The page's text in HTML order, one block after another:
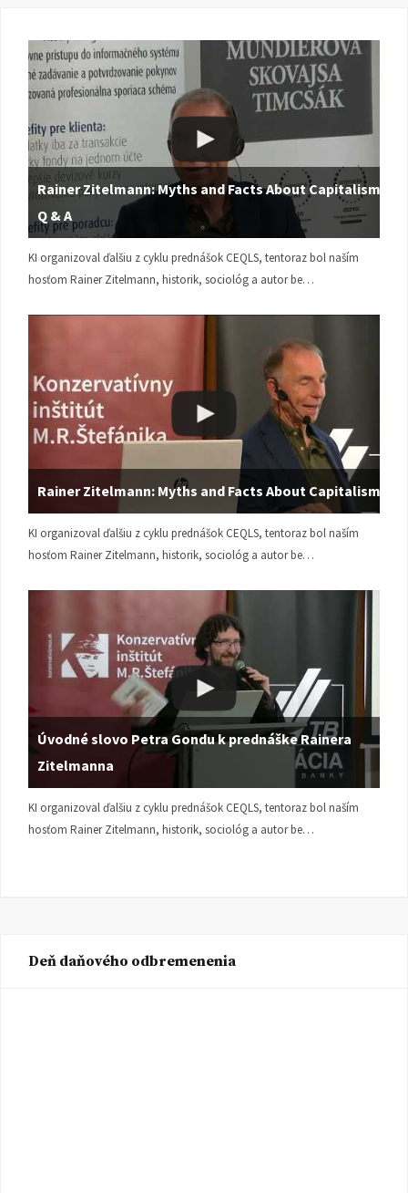
Rainer Zitelmann: Myths and Facts About Capitalism |
Q & A
KI organizoval ďalšiu z cyklu prednášok CEQLS, tentoraz bol naším
hosťom Rainer Zitelmann, historik, sociológ a autor be…
Rainer Zitelmann: Myths and Facts About Capitalism
KI organizoval ďalšiu z cyklu prednášok CEQLS, tentoraz bol naším
hosťom Rainer Zitelmann, historik, sociológ a autor be…
Úvodné slovo Petra Gondu k prednáške Rainera
Zitelmanna
KI organizoval ďalšiu z cyklu prednášok CEQLS, tentoraz bol naším
hosťom Rainer Zitelmann, historik, sociológ a autor be…
Deň daňového odbremenenia